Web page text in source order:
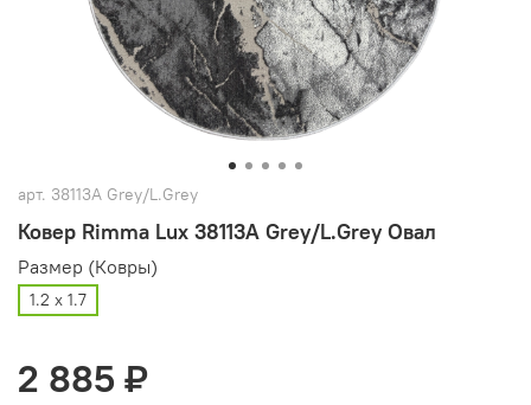
арт. 38113A Grey/L.Grey
Ковер Rimma Lux 38113A Grey/L.Grey Овал
Размер (Ковры)
1.2 х 1.7
2 885 ₽